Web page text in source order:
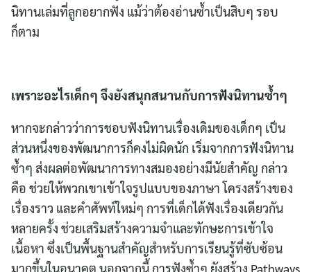
นิทานเล่มที่ลูกอยากฟัง แม้ว่าต้องอ่านซ้ำเป็นสิบๆ รอบ
ก็ตาม
เพราะอะไรเด็กๆ จึงยังสนุกสนานกับการฟังนิทานซ้ำๆ
หากจะกล่าวว่าการชอบฟังนิทานเรื่องเดิมของเด็กๆ เป็น
ส่วนหนึ่งของพัฒนาการก็คงไม่ผิดนัก เริ่มจากการฟังนิทาน
ซ้ำๆ ส่งผลต่อพัฒนาการทางสมองอย่างมีนัยสำคัญ กล่าว
คือ ช่วยให้พวกเขาเข้าใจรูปแบบของภาษา โครงสร้างของ
เรื่องราว และคำศัพท์ใหม่ๆ การที่เด็กได้ฟังเรื่องเดียวกัน
หลายครั้ง ช่วยเสริมสร้างความจำและทักษะการเข้าใจ
เนื้อหา ซึ่งเป็นพื้นฐานสำคัญสำหรับการเรียนรู้ที่ซับซ้อน
มากขึ้นในอนาคต นอกจากนี้ การฟังซ้ำๆ ยังสร้าง Pathways